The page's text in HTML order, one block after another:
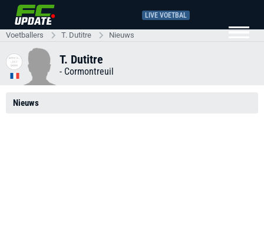
LIVE VOETBAL
Voetballers T. Dutitre Nieuws
T. Dutitre
- Cormontreuil
Nieuws